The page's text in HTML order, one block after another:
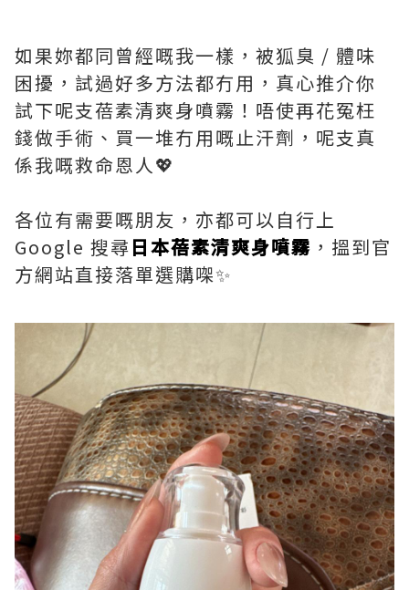
如果妳都同曾經嘅我一樣，被狐臭 / 體味
困擾，試過好多方法都冇用，真心推介你
試下呢支蓓素清爽身噴霧！唔使再花冤枉
錢做手術、買一堆冇用嘅止汗劑，呢支真
係我嘅救命恩人💖
各位有需要嘅朋友，亦都可以自行上
Google 搜尋日本蓓素清爽身噴霧 ，搵到官
方網站直接落單選購㗎✨